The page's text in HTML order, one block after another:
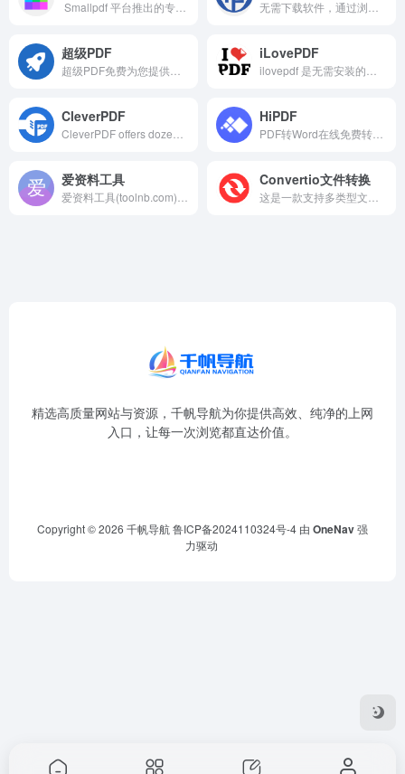
超级PDF iLovePDF
CleverPDF HiPDF
爱资料工具 Convertio文件转换
精选高质量网站与资源，千帆导航为你提供高效、纯净的上网
入口，让每一次浏览都直达价值。
Copyright © 2026 千帆导航鲁ICP备2024110324号-4 由 OneNav强
力驱动